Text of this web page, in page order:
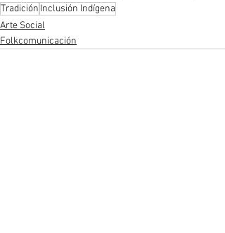
Tradición Inclusión Indígena
Arte Social
Folkcomunicación